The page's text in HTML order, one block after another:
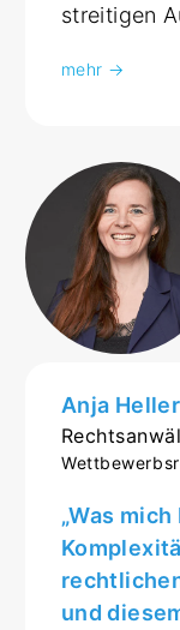
streitigen
mehr →
Anja
„Was
und